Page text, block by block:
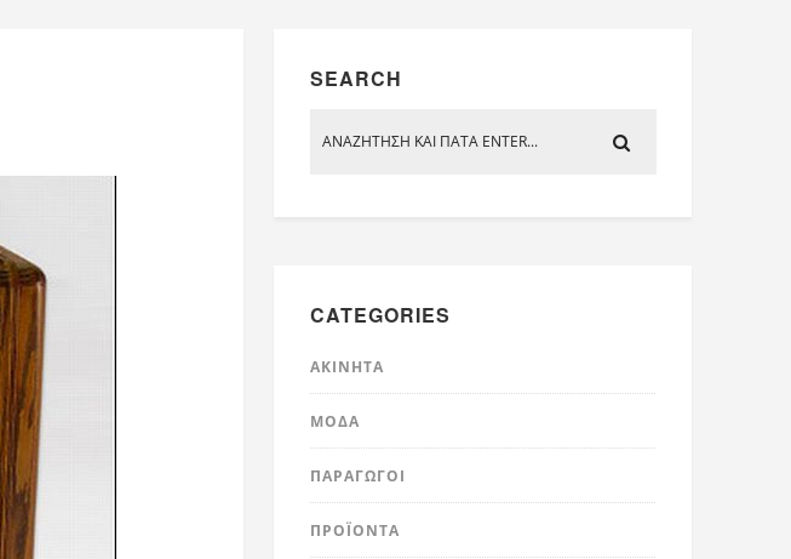
SEARCH
CATEGORIES
ΑΚΊΝΗΤΑ
ΜΌΔΑ
ΠΑΡΑΓΩΓΟΊ
ΠΡΟΪΌΝΤΑ